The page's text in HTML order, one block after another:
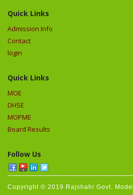
Quick Links
Admission Info
Contact
login
Quick Links
MOE
DHSE
MOPME
Board Results
Follow Us
Copyright © 2019 Rajshahi Govt.